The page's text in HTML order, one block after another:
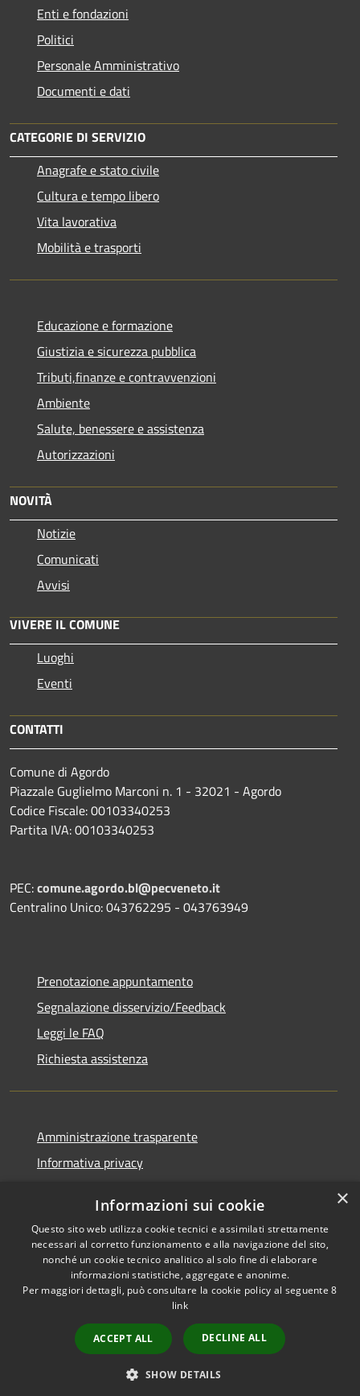
Enti e fondazioni
Politici
Personale Amministrativo
Documenti e dati
CATEGORIE DI SERVIZIO
Anagrafe e stato civile
Cultura e tempo libero
Vita lavorativa
Mobilità e trasporti
Educazione e formazione
Giustizia e sicurezza pubblica
Tributi,finanze e contravvenzioni
Ambiente
Salute, benessere e assistenza
Autorizzazioni
NOVITÀ
Notizie
Comunicati
Avvisi
VIVERE IL COMUNE
Luoghi
Eventi
CONTATTI
Comune di Agordo
Piazzale Guglielmo Marconi n. 1 - 32021 - Agordo
Codice Fiscale: 00103340253
Partita IVA: 00103340253
PEC:comune.agordo.bl@pecveneto.it
Centralino Unico: 043762295 - 043763949
Prenotazione appuntamento
Segnalazione disservizio/Feedback
Leggi le FAQ
Richiesta assistenza
Amministrazione trasparente
Informativa privacy
Dichiarazione di accessibilità
RSS
Copyright © 2026 • Comune di
Municipium •
redazione
×
Informazioni sui cookie
Questo sito web utilizza cookie tecnici e assimilati strettamente
necessari al corretto funzionamento e alla navigazione del sito,
nonché un cookie tecnico analitico al solo fine di elaborare
informazioni statistiche, aggregate e anonime.
Per maggiori dettagli, può consultare la cookie policy al seguente8
link
ACCEPT ALL DECLINE ALL
SHOW DETAILS